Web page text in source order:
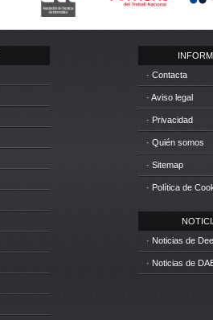
· Contacta
· Aviso legal
· Privacidad
· Quién somos
· Sitemap
· Política de
· Noticias de
· Noticias de